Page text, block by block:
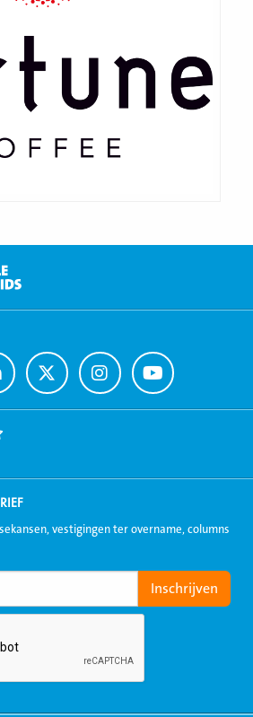
Ga
naar
Twitter
Ga
naar
Instagram
Ga
naar
Youtube
vestigingen ter overname, columns